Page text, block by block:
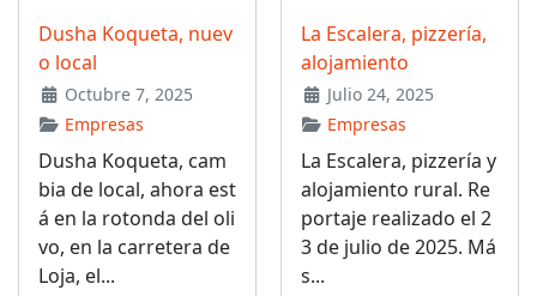
Dusha Koqueta, nuev
o local
Octubre 7, 2025
Empresas
Dusha Koqueta, cam
bia de local, ahora est
á en la rotonda del oli
vo, en la carretera de
Loja, el...
La Escalera, pizzería,
alojamiento
Julio 24, 2025
Empresas
La Escalera, pizzería y
alojamiento rural. Re
portaje realizado el 2
3 de julio de 2025. Má
s...